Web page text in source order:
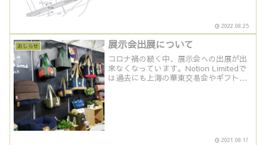
2022.08.25
おしらせ 展示会出展について
コロナ禍の続く中、展示会への出展が出
来なくなっています。Notion Limitedで
は過去にも上海の華東交易会やギフトシ
2021.08.17